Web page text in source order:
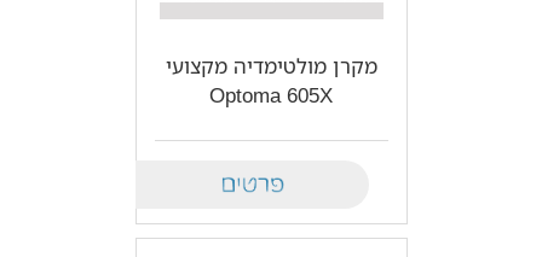
מקרן מולטימדיה מקצועי
Optoma 605X